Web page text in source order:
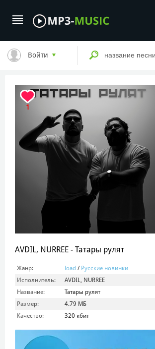
Войти
1
AVDIL, NURREE - Татары рулят
Жанр: load / Русские новинки
Исполнитель:
AVDIL, NURREE
Название:
Татары рулят
Размер:
4.79 МБ
Качество:
320 кбит